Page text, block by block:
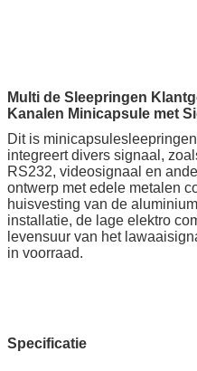
Multi de Sleepringen
Kanalen Minicapsule met
Dit is
integreert divers signaal,
RS232, videosignaal en
ontwerp met edele metalen
huisvesting van de
installatie, de lage elektro
levensuur van het
in voorraad.
Specificatie